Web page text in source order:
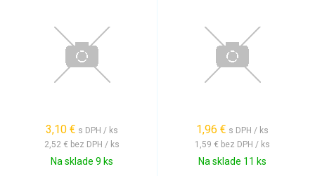
3,10 € s DPH / ks
2,52 € bez DPH / ks
Na sklade 9 ks
1,96 € s DPH / ks
1,59 € bez DPH / ks
Na sklade 11 ks